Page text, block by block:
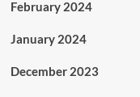
February 2024
January 2024
December 2023